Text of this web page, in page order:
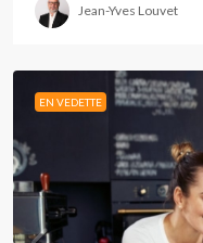
Jean-Yves Louvet
EN VEDETTE